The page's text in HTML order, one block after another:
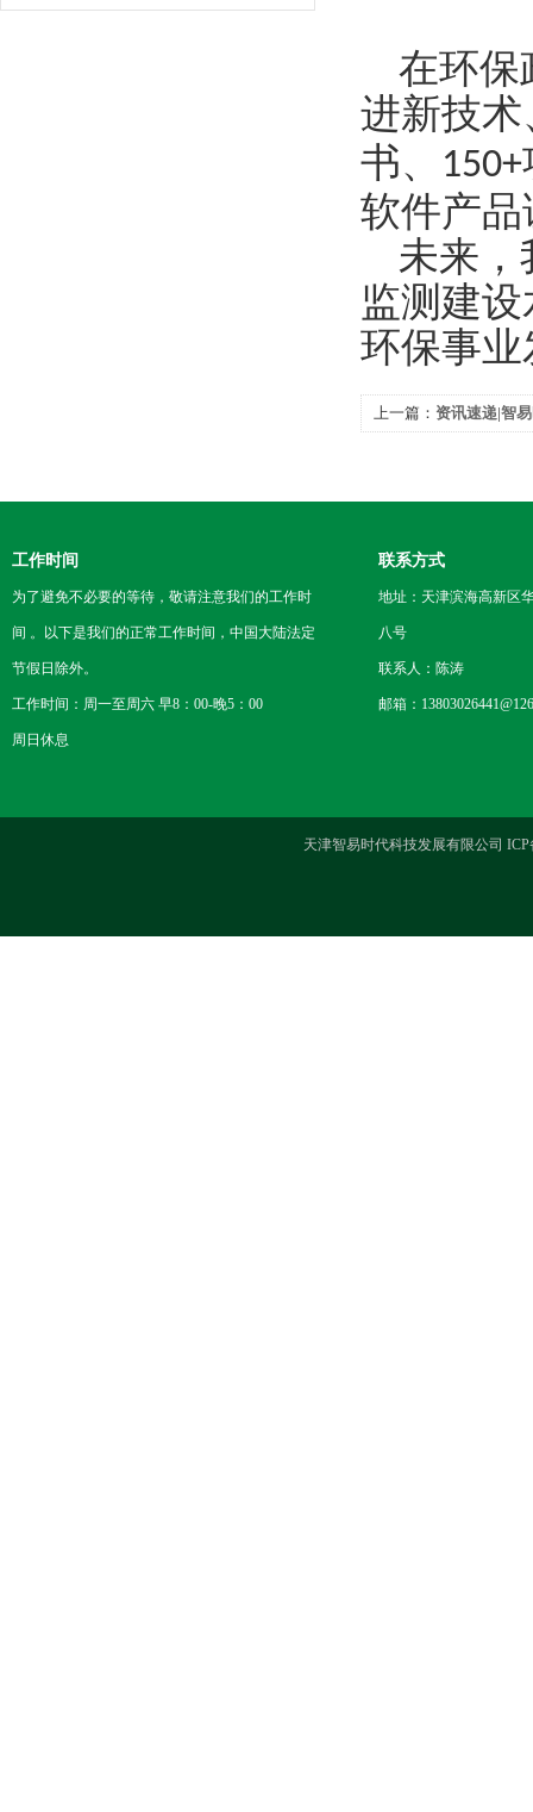
在环保
进新技
书、
150+
软件产品
未来，
监测建
环保事
上一篇： 资讯速递|智
工作时间
为了避免不必要的等待，敬请注意我们的工作时
间 。以下是我们的正常工作时间，中国大陆法定
节假日除外。
工作时间：周一至周六 早8：00-晚5：00
周日休息
联系方式
地址：天津滨海高新区
八号
联系人：陈涛
邮箱：
天津智易时代科技发展有限公司 ICP